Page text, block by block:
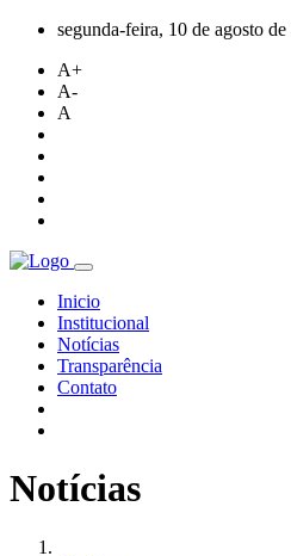
segunda-feira, 10 de agosto
A+
A-
A
Inicio
Institucional
Notícias
Transparência
Contato
Notícias